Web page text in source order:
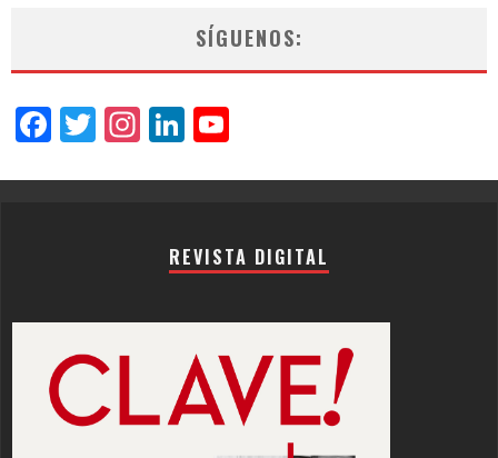
SÍGUENOS:
Facebook
Twitter
Instagram
LinkedIn
REVISTA DIGITAL